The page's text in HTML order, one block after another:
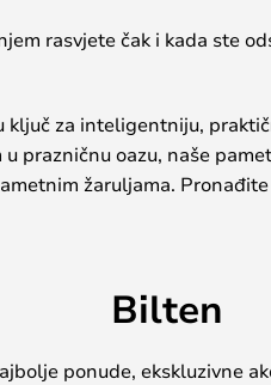
rasvjete čak i kada ste
za inteligentniju,
prazničnu oazu, naše
žaruljama.
Bilten
ponude, ekskluzivne